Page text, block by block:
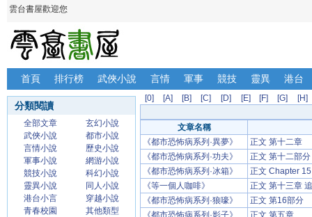
雲台書屋歡迎您
首頁 排行榜 武俠小說 言情 軍事 競技 靈異 港台
分類閱讀
全部文章
玄幻小說
武俠小說
都市小說
言情小說
歷史小說
軍事小說
網游小說
競技小說
科幻小說
靈異小說
同人小說
港台小言
穿越小說
青春校園
其他類型
[0] [A] [B] [C] [D] [E] [F] [G] [H]
文章名稱
《都市恐怖病系列·異夢》
正文 第十二章
《都市恐怖病系列·功夫》
正文 第十二部分
《都市恐怖病系列·冰箱》
正文 Chapter
《等一個人咖啡》
正文 第十三章 追
《都市恐怖病系列·狼嚎》
正文 第16部分
《都市恐怖病系列·影子》
正文 第五章